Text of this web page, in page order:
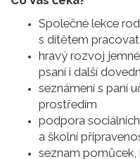
Společné lekce
s dítětem
hravý rozvoj
psaní i další
seznámení s paní
prostředím
podpora
a školní
seznam